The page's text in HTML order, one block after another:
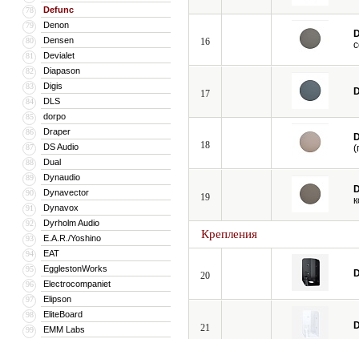
78 Defunc
79 Denon
80 Densen
81 Devialet
82 Diapason
83 Digis
84 DLS
85 dorpo
86 Draper
87 DS Audio
88 Dual
89 Dynaudio
90 Dynavector
91 Dynavox
92 Dyrholm Audio
93 E.A.R./Yoshino
94 EAT
95 EgglestonWorks
96 Electrocompaniet
97 Elipson
98 EliteBoard
99 EMM Labs
16
17
18
19
Крепления
20
21